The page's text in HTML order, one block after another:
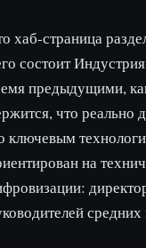
хаб-страница
состоит
предыдущими,
что реально
ключевым
на